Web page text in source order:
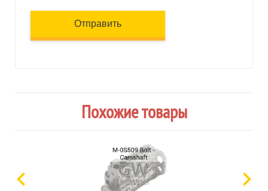
Отправить
Похожие товары